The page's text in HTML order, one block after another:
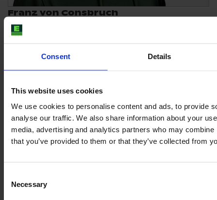
Consent Details
This website uses cookies
We use cookies to personalise content and ads, to provide
analyse our traffic. We also share information about your
media, advertising and analytics partners who may
that you’ve provided to them or that they’ve collected from
Selection
Necessary
Franz von Consbruch
COO компании E-FARM с 10-летним опытом
Германии. Он работает в E-FARM уже 10 лет и
удовольствием поможет вам найти ваш
следующий подержанный станок.
Говорит: Английский язык, Немецкий
E-mail:franz.consbruch@e-farm.com